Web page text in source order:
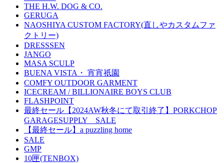
THE H.W. DOG & CO.
GERUGA
NAOSHIYA CUSTOM FACTORY(直しやカスタムファ
クトリー)
DRESSSEN
JANGO
MASA SCULP
BUENA VISTA・ 宵宵祇園
COMFY OUTDOOR GARMENT
ICECREAM / BILLIONAIRE BOYS CLUB
FLASHPOINT
最終セール【2024AW秋冬にて取引終了】PORKCHOP
GARAGESUPPLY SALE
【最終セール】a puzzling home
SALE
GMP
10匣(TENBOX)